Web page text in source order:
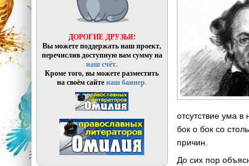
отсутствие ума
бок о бок со
причин.
До сих пор
ДОРОГИЕ ДРУЗЬЯ!
Вы можете поддержать наш проект,
перечислив доступную вам сумму на
наш счёт.
Кроме того, вы можете разместить
на своём сайтенаш баннер.